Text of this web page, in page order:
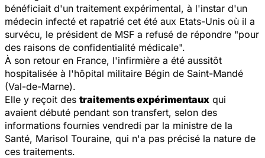
bénéficiait d'un traitement expérimental, à l'instar d'un
médecin infecté et rapatrié cet été aux Etats-Unis où il a
survécu, le président de MSF a refusé de répondre "pour
des raisons de confidentialité médicale".
À son retour en France, l'infirmière a été aussitôt
hospitalisée à l'hôpital militaire Bégin de Saint-Mandé
(Val-de-Marne).
Elle y reçoit des traitements expérimentaux qui
avaient débuté pendant son transfert, selon des
informations fournies vendredi par la ministre de la
Santé, Marisol Touraine, qui n'a pas précisé la nature de
ces traitements.